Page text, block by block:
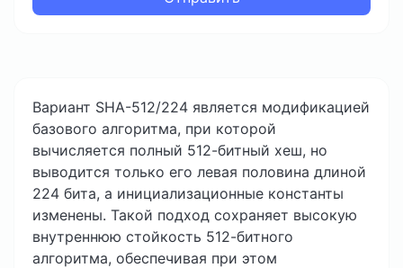
Вариант SHA-512/224 является модификацией
базового алгоритма, при которой
вычисляется полный 512-битный хеш, но
выводится только его левая половина длиной
224 бита, а инициализационные константы
изменены. Такой подход сохраняет высокую
внутреннюю стойкость 512-битного
алгоритма, обеспечивая при этом